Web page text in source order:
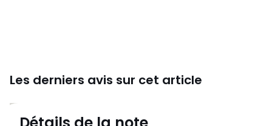
Les derniers avis sur cet article
4,9